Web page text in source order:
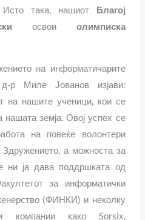
Исто така, нашиот
Благој
освои олимписка
на информатичарите
р Миле Јованов изјави:
на нашите ученици, кои се
нашата земја. Овој успех се
на повеќе волонтери
а можноста за
ни ја дава поддршката од
за информатички
(ФИНКИ) и неколку
компании како Sorsix,